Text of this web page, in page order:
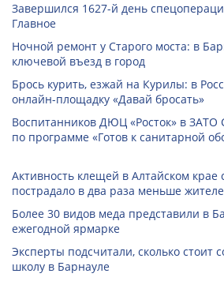
Завершился 1627-й день
Главное
Ночной ремонт у Старого моста: в
ключевой въезд в город
Брось курить, езжай на Курилы: в
онлайн-­площадку «Давай бросать»
Воспитанников ДЮЦ «Росток» в ЗАТО
по программе «Готов к санитарной
Активность клещей в Алтайском крае
пострадало в два раза меньше
Более 30 видов меда представили в
ежегодной ярмарке
Эксперты подсчитали, сколько стоит
школу в Барнауле